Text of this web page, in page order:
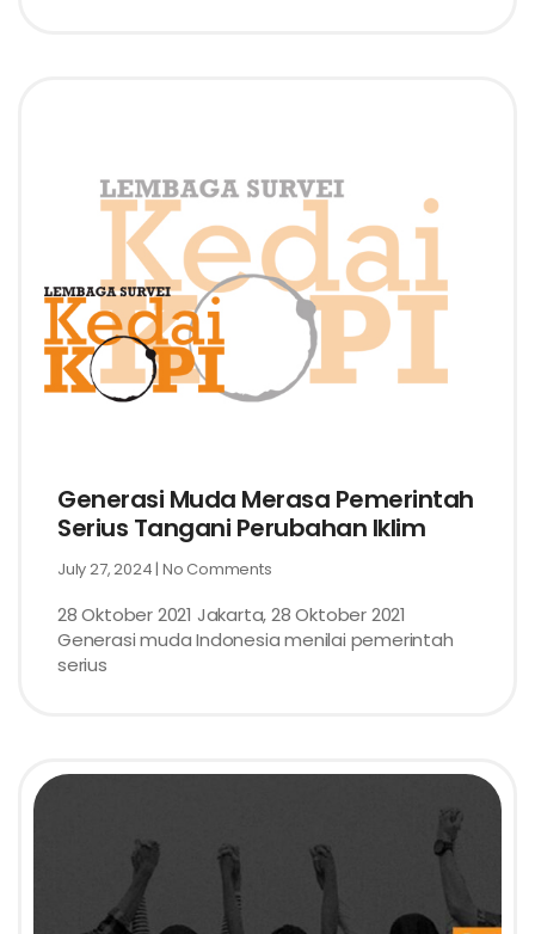
Generasi Muda Merasa Pemerintah
Serius Tangani Perubahan Iklim
July 27, 2024 No Comments
28 Oktober 2021 Jakarta, 28 Oktober 2021
Generasi muda Indonesia menilai pemerintah
serius